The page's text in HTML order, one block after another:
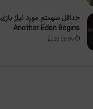
حداقل سیستم مورد نیاز بازی
Another Eden Begins
2026-06-05